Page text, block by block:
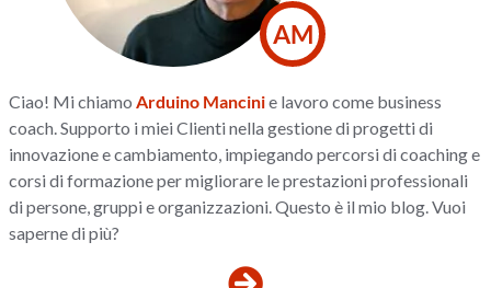
AM
Ciao! Mi chiamo Arduino Mancinie lavoro come business
coach. Supporto i miei Clienti nella gestione di progetti di
innovazione e cambiamento, impiegando percorsi di coaching e
corsi di formazione per migliorare le prestazioni professionali
di persone, gruppi e organizzazioni. Questo è il mio blog. Vuoi
saperne di più?